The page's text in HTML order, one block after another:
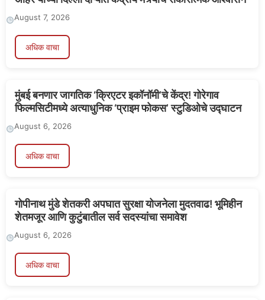
August 7, 2026
अधिक वाचा
मुंबई बनणार जागतिक ‘क्रिएटर इकॉनॉमी’चे केंद्र! गोरेगाव
फिल्मसिटीमध्ये अत्याधुनिक ‘प्राइम फोकस’ स्टुडिओचे उद्घाटन
August 6, 2026
अधिक वाचा
गोपीनाथ मुंडे शेतकरी अपघात सुरक्षा योजनेला मुदतवाढ! भूमिहीन
शेतमजूर आणि कुटुंबातील सर्व सदस्यांचा समावेश
August 6, 2026
अधिक वाचा